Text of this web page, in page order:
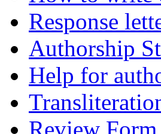
Response
Authorship
Help for